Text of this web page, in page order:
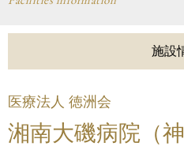
施設
医療法人 徳洲会
湘南大磯病院（神